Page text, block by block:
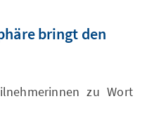
bringt den
zu Wort